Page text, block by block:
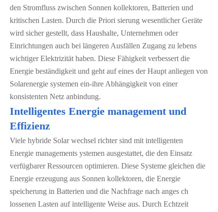
den Stromfluss zwischen Sonnen kollektoren, Batterien und
kritischen Lasten. Durch die Priori sierung wesentlicher Geräte
wird sicher gestellt, dass Haushalte, Unternehmen oder
Einrichtungen auch bei längeren Ausfällen Zugang zu lebens
wichtiger Elektrizität haben. Diese Fähigkeit verbessert die
Energie beständigkeit und geht auf eines der Haupt anliegen von
Solarenergie systemen ein-ihre Abhängigkeit von einer
konsistenten Netz anbindung.
Intelligentes Energie management und
Effizienz
Viele hybride Solar wechsel richter sind mit intelligenten
Energie managements ystemen ausgestattet, die den Einsatz
verfügbarer Ressourcen optimieren. Diese Systeme gleichen die
Energie erzeugung aus Sonnen kollektoren, die Energie
speicherung in Batterien und die Nachfrage nach anges ch
lossenen Lasten auf intelligente Weise aus. Durch Echtzeit